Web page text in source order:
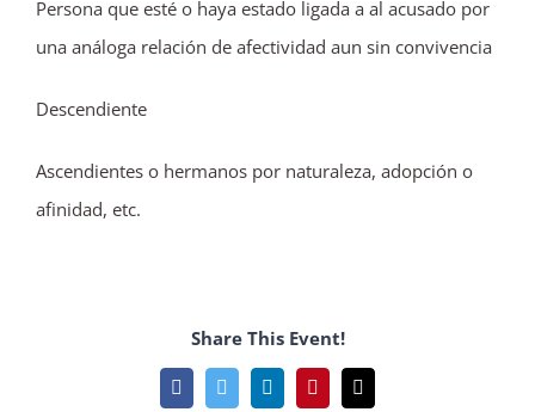
Persona que esté o haya estado ligada a al acusado por
una análoga relación de afectividad aun sin convivencia
Descendiente
Ascendientes o hermanos por naturaleza, adopción o
afinidad, etc.
Share This Event!
FacebookTwitterLinkedInPinterestCorreo